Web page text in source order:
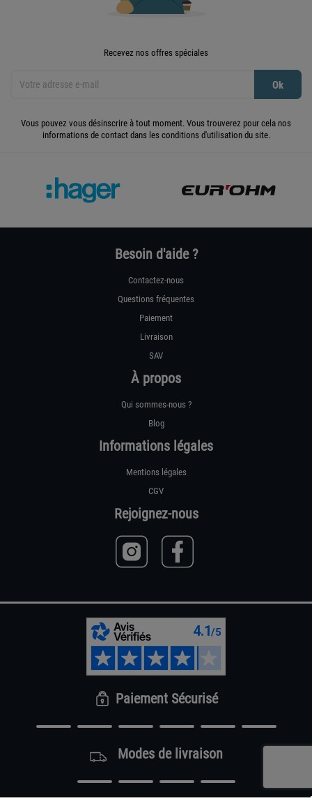
Recevez nos offres spéciales
Vous pouvez vous désinscrire à tout moment. Vous trouverez pour cela nos
informations de contact dans les conditions d'utilisation du site.
Besoin d'aide ?
Contactez-nous
Questions fréquentes
Paiement
Livraison
SAV
À propos
Qui sommes-nous ?
Blog
Informations légales
Mentions légales
CGV
Rejoignez-nous
Paiement Sécurisé
Modes de livraison